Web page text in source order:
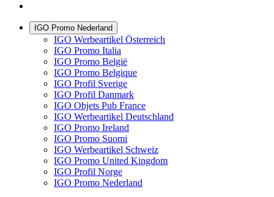
IGO Promo Nederland
IGO Werbeartikel Österreich
IGO Promo Italia
IGO Promo België
IGO Promo Belgique
IGO Profil Sverige
IGO Profil Danmark
IGO Objets Pub France
IGO Werbeartikel Deutschland
IGO Promo Ireland
IGO Promo Suomi
IGO Werbeartikel Schweiz
IGO Promo United Kingdom
IGO Profil Norge
IGO Promo Nederland